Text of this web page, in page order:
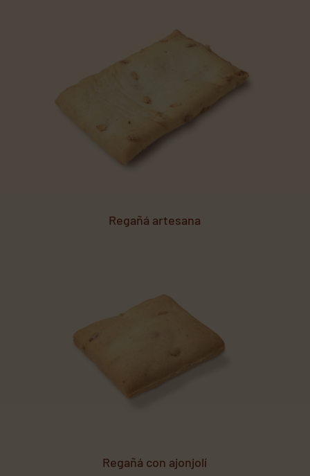
Regañá artesana
Regañá con ajonjolí